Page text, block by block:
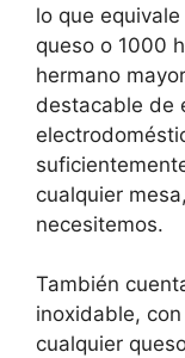
lo que
queso o 1000
hermano
destacable de
cualquier
necesitemos.
También
inoxidable,
cualquier